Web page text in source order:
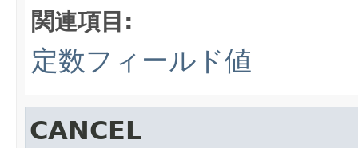
関連項目:
定数フィールド値
CANCEL